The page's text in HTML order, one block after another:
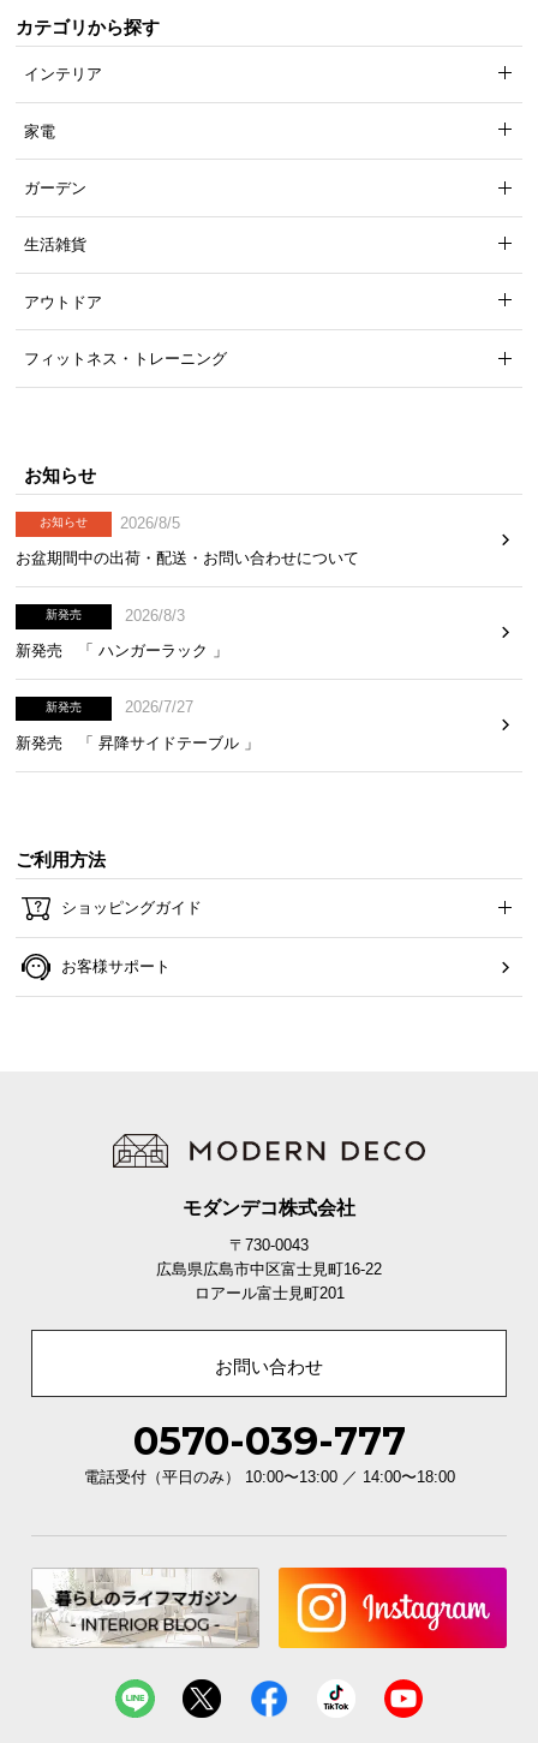
カテゴリから探す
インテリア
家電
ガーデン
生活雑貨
アウトドア
フィットネス・トレーニング
お知らせ
お知らせ
2026/8/5
お盆期間中の出荷・配送・お問い合わせについて
新発売
2026/8/3
新発売 「 ハンガーラック 」
新発売
2026/7/27
新発売 「 昇降サイドテーブル 」
ご利用方法
ショッピングガイド
お客様サポート
モダンデコ株式会社
〒730-0043
広島県広島市中区富士見町16-22
ロアール富士見町201
お問い合わせ
0570-039-777
電話受付（平日のみ） 10:00〜13:00 ／ 14:00〜18:00